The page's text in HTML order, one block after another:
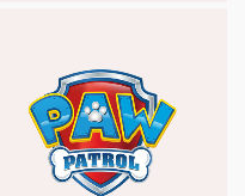
MINNIE MOUSE